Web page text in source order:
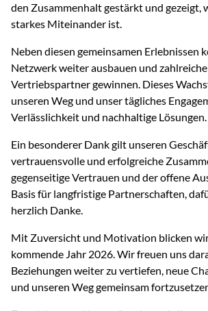
den Zusammenhalt gestärkt und gezeigt,
starkes Miteinander ist.
Neben diesen gemeinsamen Erlebnissen
Netzwerk weiter ausbauen und
Vertriebspartner gewinnen. Dieses
unseren Weg und unser tägliches
Verlässlichkeit und nachhaltige Lösungen.
Ein besonderer Dank gilt unseren
vertrauensvolle und erfolgreiche
gegenseitige Vertrauen und der offene
Basis für langfristige Partnerschaften,
herzlich Danke.
Mit Zuversicht und Motivation blicken
kommende Jahr 2026. Wir freuen uns
Beziehungen weiter zu vertiefen, neue
und unseren Weg gemeinsam